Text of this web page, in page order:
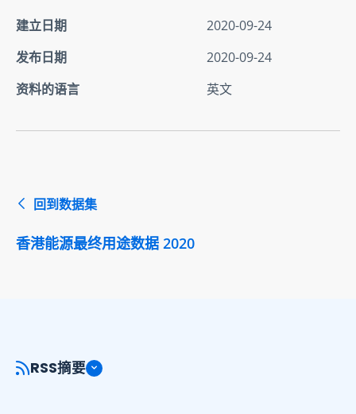
建立日期
2020-09-24
发布日期
2020-09-24
资料的语言
英文
回到数据集
香港能源最终用途数据 2020
RSS摘要